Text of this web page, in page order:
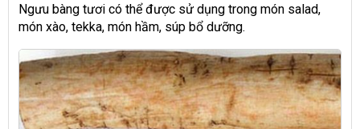
Ngưu bàng tươi có thể được sử dụng trong món salad,
món xào, tekka, món hầm, súp bổ dưỡng.